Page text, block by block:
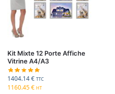
Kit Mixte 12 Porte Affiche
Vitrine A4/A3
1404.14€ TTC
1160.45€ HT